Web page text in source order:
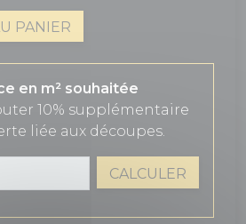
PANIER
en m² souhaitée
10% supplémentaire
liée aux découpes.
CALCULER